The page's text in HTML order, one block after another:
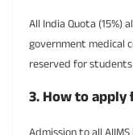
All India Quota
government medical
reserved for
3. How to apply